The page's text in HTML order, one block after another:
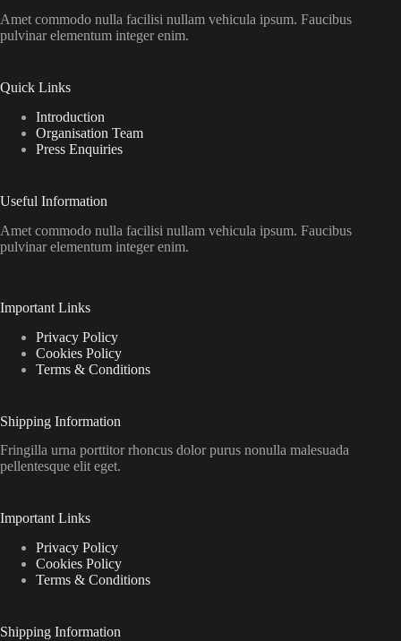
Amet commodo nulla facilisi nullam vehicula ipsum. Faucibus
pulvinar elementum integer enim.
Quick Links
Introduction
Organisation Team
Press Enquiries
Useful Information
Amet commodo nulla facilisi nullam vehicula ipsum. Faucibus
pulvinar elementum integer enim.
Important Links
Privacy Policy
Cookies Policy
Terms & Conditions
Shipping Information
Fringilla urna porttitor rhoncus dolor purus nonulla malesuada
pellentesque elit eget.
Important Links
Privacy Policy
Cookies Policy
Terms & Conditions
Shipping Information